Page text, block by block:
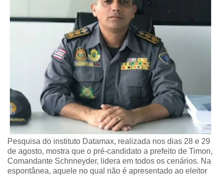
Pesquisa do instituto Datamax, realizada nos dias 28 e 29
de agosto, mostra que o pré-candidato a prefeito de Timon,
Comandante Schnneyder, lidera em todos os cenários. Na
espontânea, aquele no qual não é apresentado ao eleitor